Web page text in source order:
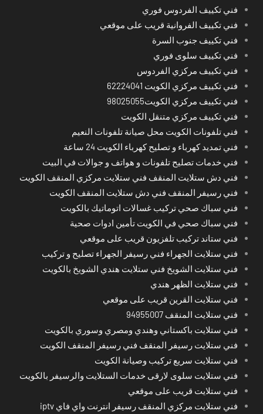
فني تكييف الفردوس فوري
فني تكييف الفروانية قريب على موقعي
فني تكييف جنوب السرة
فني تكييف سلوى فوري
فني تكييف مركزي الفردوس
فني تكييف مركزي الكويت 62224041
فني تكييف مركزي الكويت98025055
فني تكييف مركزي متنقل الكويت
فني تلفونات الكويت محل صيانة تلفونات النعيم
فني تمديد كهرباء و تصليح كهرباء الكويت 24 ساعة
فني خدمات تصليح تلفونات و هواتف و جوالات في البيت
فني دش ستلايت المنقف فني ستلايت مركزي المنقف الكويت
فني رسيفر المنقف فني دش ستلايت المنقف الكويت
فني سباك صحي تركيب غسالات اتوماتيك بالكويت
فني سباك صحي في الكويت تأمين ادوات صحية
فني ستاند تركيب تلفزيون قريب على موقعي
فني ستلايت الجهراء فني رسيفر الجهراء تصليح و تركيب
فني ستلايت الشويخ فني ستلايت هندي الشويخ بالكويت
فني ستلايت الظهر هندي
فني ستلايت القرين قريب على موقعي
فني ستلايت المنقف 94955007
فني ستلايت باكستاني وهندي ومصري وسوري بالكويت
فني ستلايت رسيفر المنقف فني رسيفر المنقف الكويت
فني ستلايت سريع تركيب وصيانة الكويت
فني ستلايت سلوى لارقى خدمات الستلايت والرسيفر بالكويت
فني ستلايت قريب على موقعي
فني ستلايت مركزي المنقف رسيفر انترنت واي فاي iptv